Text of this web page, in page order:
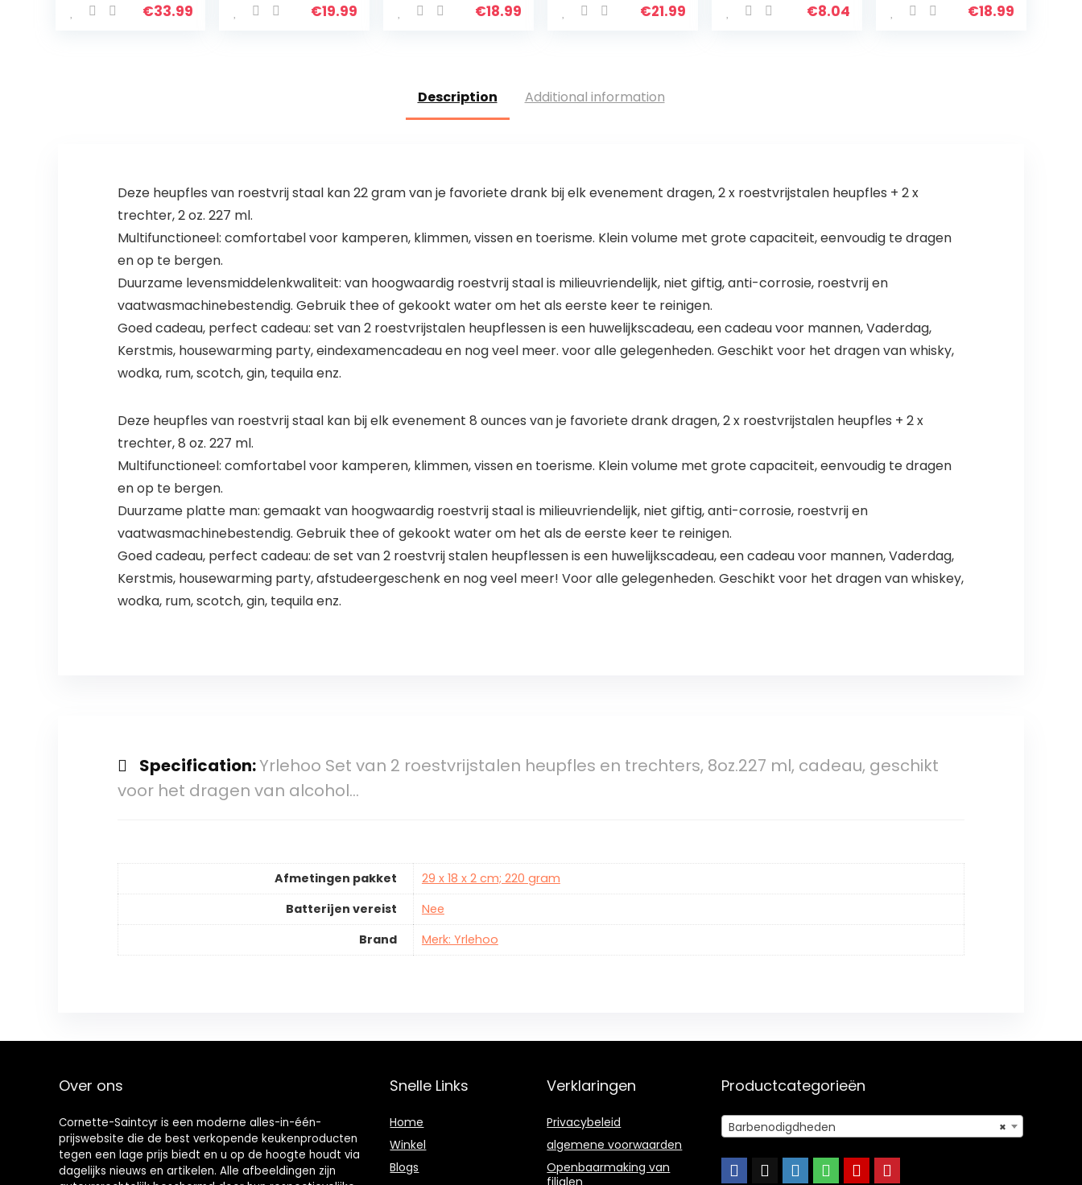
750ml-Barman
€33.99
Transparante 3
€19.99
haarkrijt
€18.99
ers Schuur
…
€21.99
aars
€8.04
Opvangclip Hair
€18.99
Description Additional information
Deze heupfles van roestvrij staal kan 22 gram van je favoriete drank bij elk evenement dragen, 2 x roestvrijstalen heupfles + 2 x
trechter, 2 oz. 227 ml.
Multifunctioneel: comfortabel voor kamperen, klimmen, vissen en toerisme. Klein volume met grote capaciteit, eenvoudig te dragen
en op te bergen.
Duurzame levensmiddelenkwaliteit: van hoogwaardig roestvrij staal is milieuvriendelijk, niet giftig, anti-corrosie, roestvrij en
vaatwasmachinebestendig. Gebruik thee of gekookt water om het als eerste keer te reinigen.
Goed cadeau, perfect cadeau: set van 2 roestvrijstalen heupflessen is een huwelijkscadeau, een cadeau voor mannen, Vaderdag,
Kerstmis, housewarming party, eindexamencadeau en nog veel meer. voor alle gelegenheden. Geschikt voor het dragen van whisky,
wodka, rum, scotch, gin, tequila enz.
Deze heupfles van roestvrij staal kan bij elk evenement 8 ounces van je favoriete drank dragen, 2 x roestvrijstalen heupfles + 2 x
trechter, 8 oz. 227 ml.
Multifunctioneel: comfortabel voor kamperen, klimmen, vissen en toerisme. Klein volume met grote capaciteit, eenvoudig te dragen
en op te bergen.
Duurzame platte man: gemaakt van hoogwaardig roestvrij staal is milieuvriendelijk, niet giftig, anti-corrosie, roestvrij en
vaatwasmachinebestendig. Gebruik thee of gekookt water om het als de eerste keer te reinigen.
Goed cadeau, perfect cadeau: de set van 2 roestvrij stalen heupflessen is een huwelijkscadeau, een cadeau voor mannen, Vaderdag,
Kerstmis, housewarming party, afstudeergeschenk en nog veel meer! Voor alle gelegenheden. Geschikt voor het dragen van whiskey,
wodka, rum, scotch, gin, tequila enz.
Specification:Yrlehoo Set van 2 roestvrijstalen heupfles en trechters, 8oz.227 ml, cadeau, geschikt
voor het dragen van alcohol…
Afmetingen pakket
29 x 18 x 2 cm; 220 gram
Batterijen vereist
Nee
Brand
Merk: Yrlehoo
Over ons
Cornette-Saintcyr is een moderne alles-in-één-
prijswebsite die de best verkopende keukenproducten
tegen een lage prijs biedt en u op de hoogte houdt via
dagelijks nieuws en artikelen. Alle afbeeldingen zijn
Snelle Links
Home
Winkel
Blogs
Verklaringen
Privacybeleid
algemene voorwaarden
Openbaarmaking van
Productcategorieën
×
Barbenodigdheden